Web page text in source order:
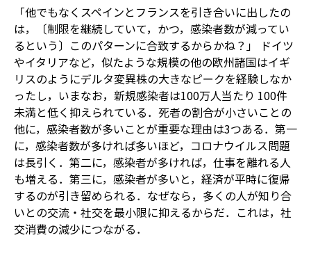
「他でもなくスペインとフランスを引き合いに出したの
は，〔制限を継続していて，かつ，感染者数が減ってい
るという〕このパターンに合致するからかね？」 ドイツ
やイタリアなど，似たような規模の他の欧州諸国はイギ
リスのようにデルタ変異株の大きなピークを経験しなか
ったし，いまなお，新規感染者は100万人当たり 100件
未満と低く抑えられている．死者の割合が小さいことの
他に，感染者数が多いことが重要な理由は3つある．第一
に，感染者数が多ければ多いほど，コロナウイルス問題
は長引く．第二に，感染者が多ければ，仕事を離れる人
も増える．第三に，感染者が多いと，経済が平時に復帰
するのが引き留められる．なぜなら，多くの人が知り合
いとの交流・社交を最小限に抑えるからだ．これは，社
交消費の減少につながる．